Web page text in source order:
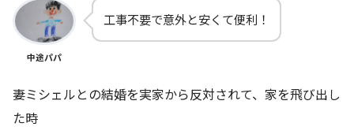
中途パパ
工事不要で意外と安くて便利！
妻ミシェルとの結婚を実家から反対されて、家を飛び出し
た時